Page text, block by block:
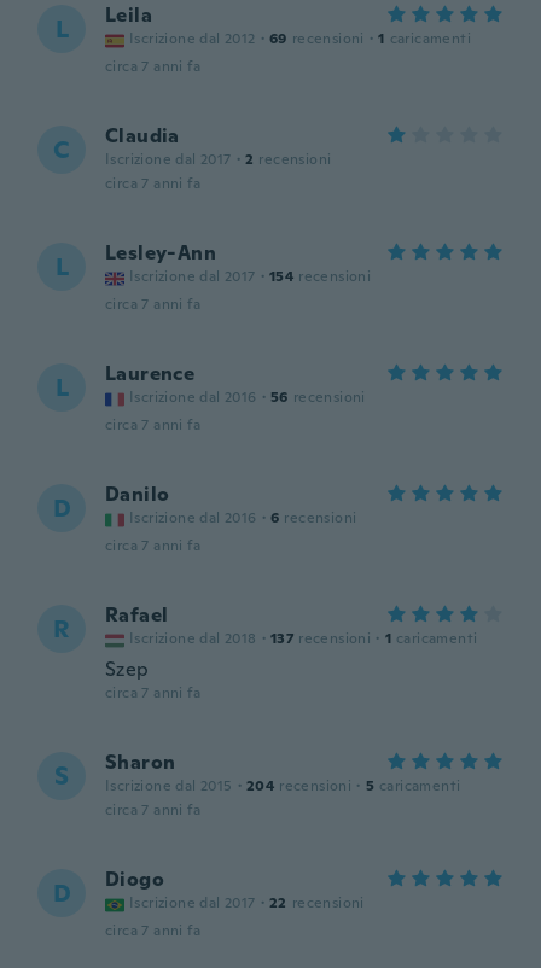
L Leila
Iscrizione dal 2012 · 69 recensioni · 1 caricamenti
circa 7 anni fa
C Claudia
Iscrizione dal 2017 · 2 recensioni
circa 7 anni fa
L Lesley-Ann
Iscrizione dal 2017 · 154 recensioni
circa 7 anni fa
L Laurence
Iscrizione dal 2016 · 56 recensioni
circa 7 anni fa
D Danilo
Iscrizione dal 2016 · 6 recensioni
circa 7 anni fa
R Rafael
Iscrizione dal 2018 · 137 recensioni · 1 caricamenti
Szep
circa 7 anni fa
S Sharon
Iscrizione dal 2015 · 204 recensioni · 5 caricamenti
circa 7 anni fa
D Diogo
Iscrizione dal 2017 · 22 recensioni
circa 7 anni fa